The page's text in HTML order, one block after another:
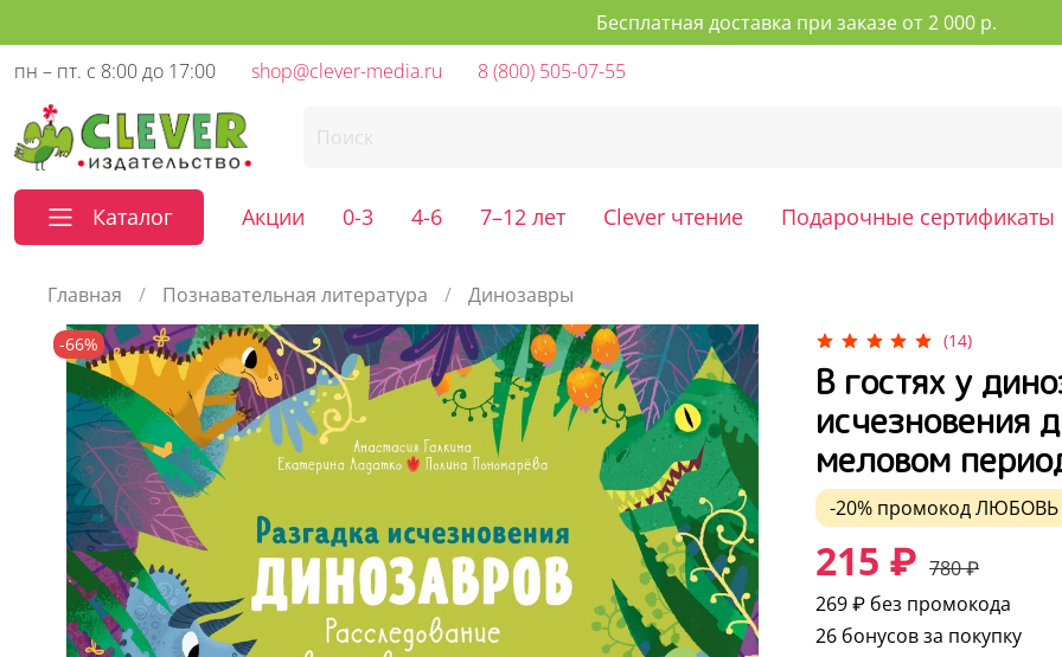
Бесплатная доставка при заказе от 2 000 р.
пн – пт. с 8:00 до 17:00
shop@clever-media.ru 8 (800) 505-07-55
Каталог Акции 0-3 4-6 7–12 лет Clever чтение Подарочные сертификаты
Главная Познавательная литература Динозавры
-66% (14)
В гостях у
исчезновения
меловом
-20% промокодЛЮБОВЬ
215 ₽ 780 ₽
269 ₽ без промокода
26 бонусов за покупку